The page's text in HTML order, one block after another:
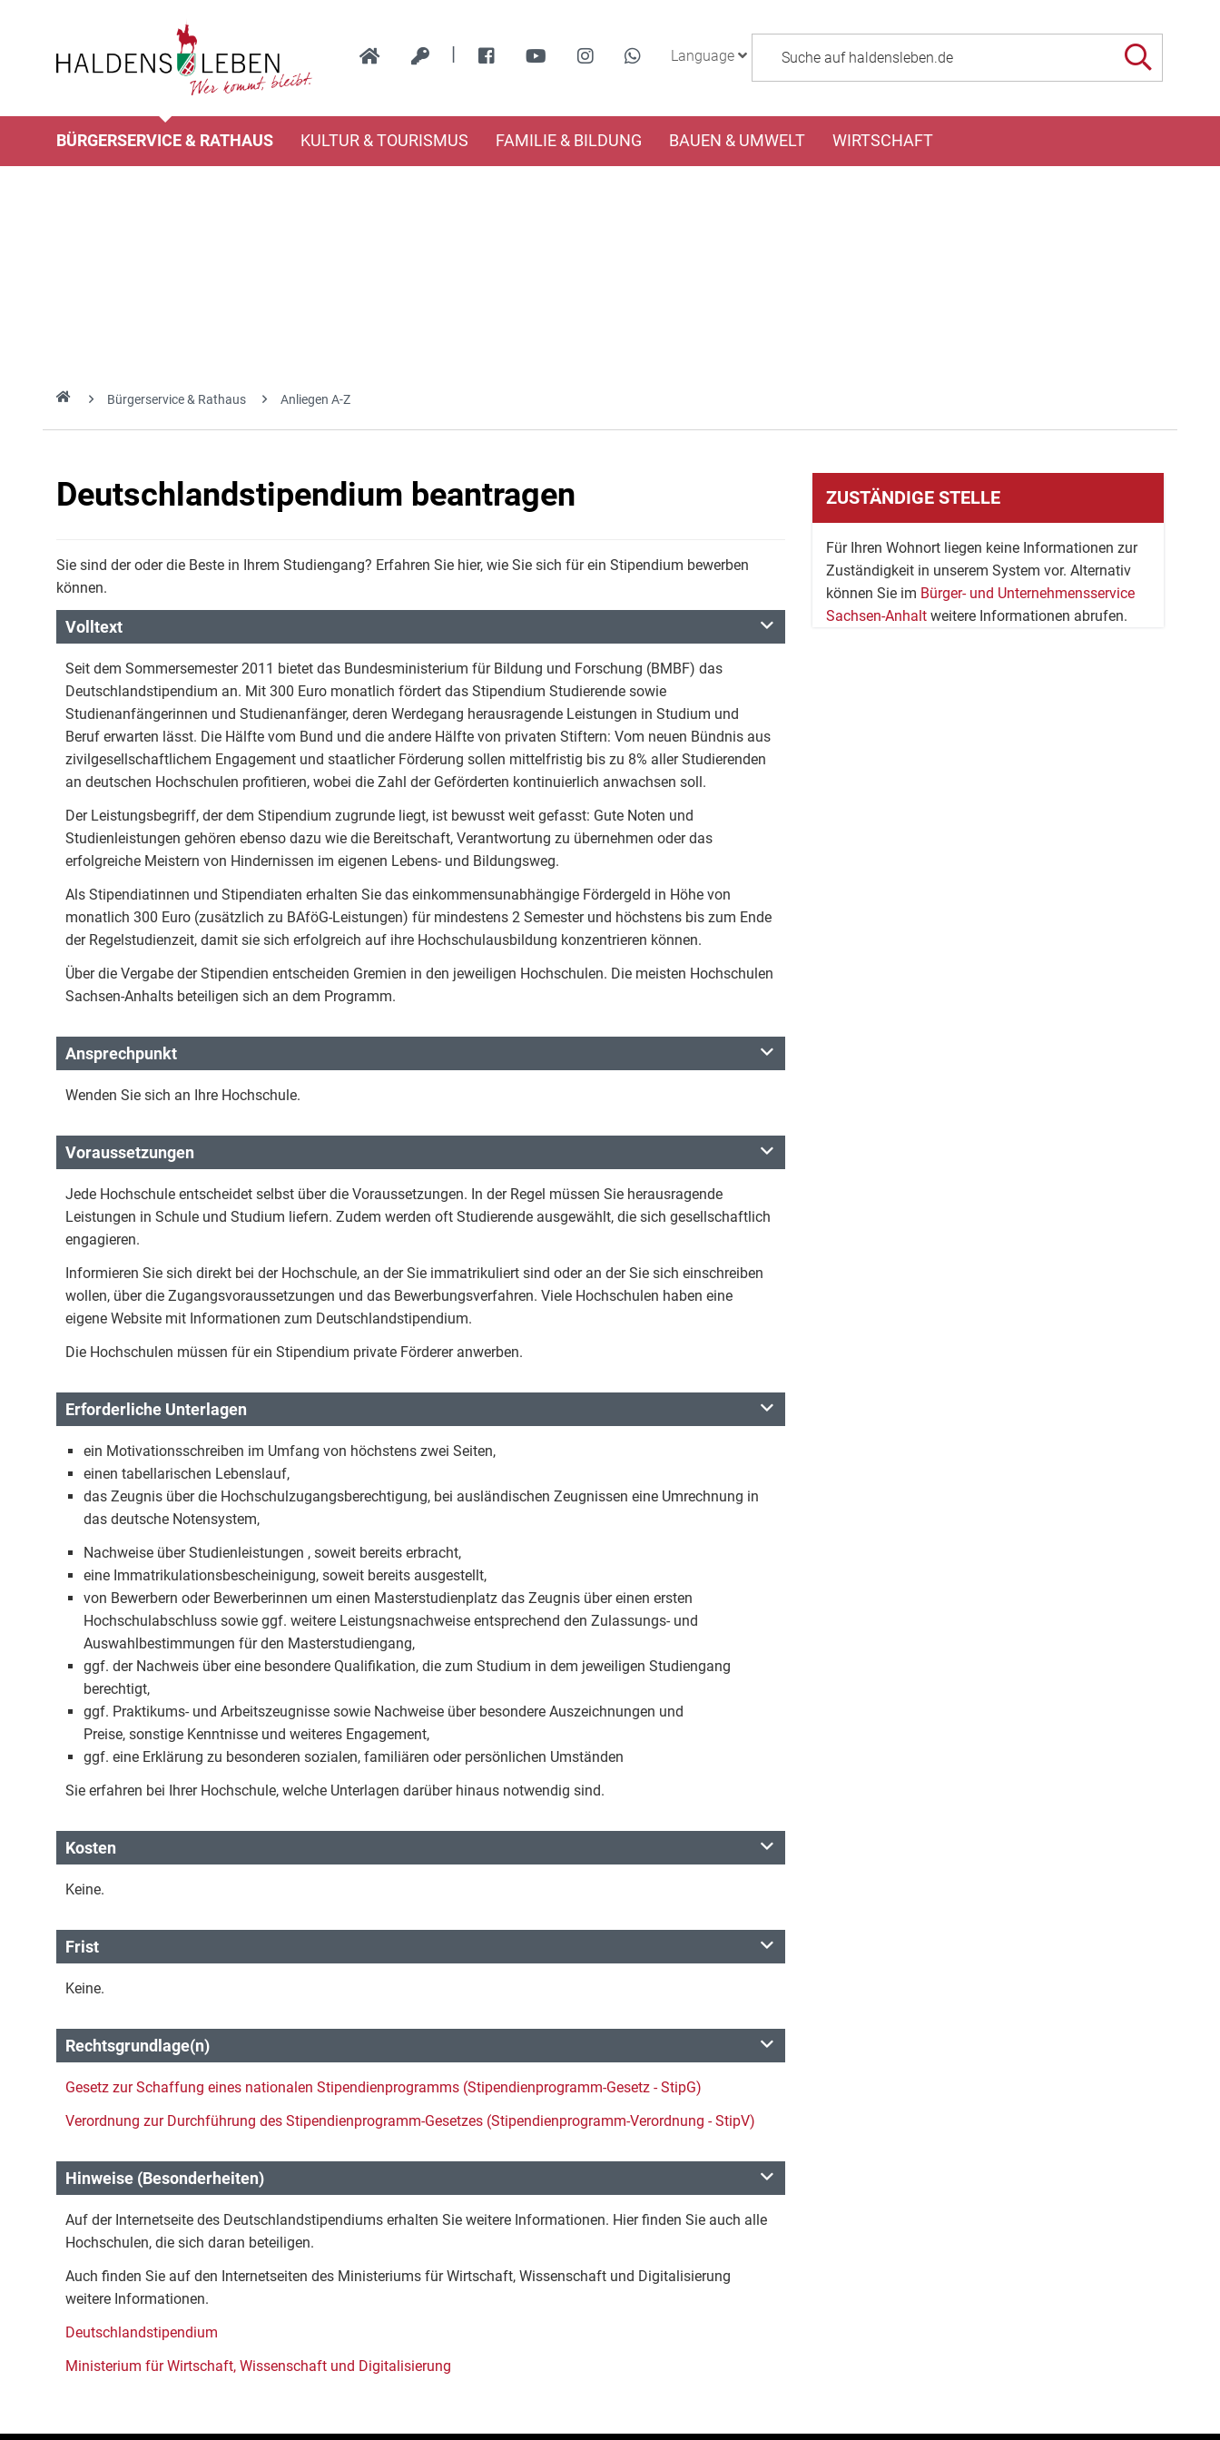
| Language
BÜRGERSERVICE & RATHAUS KULTUR & TOURISMUS FAMILIE & BILDUNG BAUEN & UMWELT WIRTSCHAFT
Bürgerservice & Rathaus Anliegen A-Z
Deutschlandstipendium beantragen
Sie sind der oder die Beste in Ihrem Studiengang? Erfahren Sie hier, wie Sie sich für ein Stipendium bewerben
können.
Volltext
Seit dem Sommersemester 2011 bietet das Bundesministerium für Bildung und Forschung (BMBF) das
Deutschlandstipendium an. Mit 300 Euro monatlich fördert das Stipendium Studierende sowie
Studienanfängerinnen und Studienanfänger, deren Werdegang herausragende Leistungen in Studium und
Beruf erwarten lässt. Die Hälfte vom Bund und die andere Hälfte von privaten Stiftern: Vom neuen Bündnis aus
zivilgesellschaftlichem Engagement und staatlicher Förderung sollen mittelfristig bis zu 8% aller Studierenden
an deutschen Hochschulen profitieren, wobei die Zahl der Geförderten kontinuierlich anwachsen soll.
Der Leistungsbegriff, der dem Stipendium zugrunde liegt, ist bewusst weit gefasst: Gute Noten und
Studienleistungen gehören ebenso dazu wie die Bereitschaft, Verantwortung zu übernehmen oder das
erfolgreiche Meistern von Hindernissen im eigenen Lebens- und Bildungsweg.
Als Stipendiatinnen und Stipendiaten erhalten Sie das einkommensunabhängige Fördergeld in Höhe von
monatlich 300 Euro (zusätzlich zu BAföG-Leistungen) für mindestens 2 Semester und höchstens bis zum Ende
der Regelstudienzeit, damit sie sich erfolgreich auf ihre Hochschulausbildung konzentrieren können.
Über die Vergabe der Stipendien entscheiden Gremien in den jeweiligen Hochschulen. Die meisten Hochschulen
Sachsen-Anhalts beteiligen sich an dem Programm.
Ansprechpunkt
Wenden Sie sich an Ihre Hochschule.
Voraussetzungen
Jede Hochschule entscheidet selbst über die Voraussetzungen. In der Regel müssen Sie herausragende
Leistungen in Schule und Studium liefern. Zudem werden oft Studierende ausgewählt, die sich gesellschaftlich
engagieren.
Informieren Sie sich direkt bei der Hochschule, an der Sie immatrikuliert sind oder an der Sie sich einschreiben
wollen, über die Zugangsvoraussetzungen und das Bewerbungsverfahren. Viele Hochschulen haben eine
eigene Website mit Informationen zum Deutschlandstipendium.
Die Hochschulen müssen für ein Stipendium private Förderer anwerben.
Erforderliche Unterlagen
ein Motivationsschreiben im Umfang von höchstens zwei Seiten,
einen tabellarischen Lebenslauf,
das Zeugnis über die Hochschulzugangsberechtigung, bei ausländischen Zeugnissen eine Umrechnung in
das deutsche Notensystem,
Nachweise über Studienleistungen , soweit bereits erbracht,
eine Immatrikulationsbescheinigung, soweit bereits ausgestellt,
von Bewerbern oder Bewerberinnen um einen Masterstudienplatz das Zeugnis über einen ersten
Hochschulabschluss sowie ggf. weitere Leistungsnachweise entsprechend den Zulassungs- und
Auswahlbestimmungen für den Masterstudiengang,
ggf. der Nachweis über eine besondere Qualifikation, die zum Studium in dem jeweiligen Studiengang
berechtigt,
ggf. Praktikums- und Arbeitszeugnisse sowie Nachweise über besondere Auszeichnungen und
Preise, sonstige Kenntnisse und weiteres Engagement,
ggf. eine Erklärung zu besonderen sozialen, familiären oder persönlichen Umständen
Sie erfahren bei Ihrer Hochschule, welche Unterlagen darüber hinaus notwendig sind.
Kosten
Keine.
Frist
Keine.
Rechtsgrundlage(n)
Gesetz zur Schaffung eines nationalen Stipendienprogramms (Stipendienprogramm-Gesetz - StipG)
Verordnung zur Durchführung des Stipendienprogramm-Gesetzes (Stipendienprogramm-Verordnung - StipV)
Hinweise (Besonderheiten)
Auf der Internetseite des Deutschlandstipendiums erhalten Sie weitere Informationen. Hier finden Sie auch alle
Hochschulen, die sich daran beteiligen.
Auch finden Sie auf den Internetseiten des Ministeriums für Wirtschaft, Wissenschaft und Digitalisierung
weitere Informationen.
Deutschlandstipendium
Ministerium für Wirtschaft, Wissenschaft und Digitalisierung
ZUSTÄNDIGE STELLE
Für Ihren Wohnort liegen keine Informationen zur
Zuständigkeit in unserem System vor. Alternativ
können Sie im Bürger- und Unternehmensservice
Sachsen-Anhalt weitere Informationen abrufen.